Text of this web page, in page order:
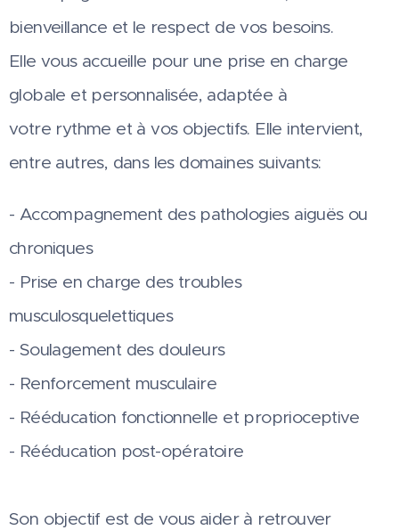
bienveillance et le respect de vos besoins.
Elle vous accueille pour une prise en charge
globale et personnalisée, adaptée à
votre rythme et à vos objectifs. Elle intervient,
entre autres, dans les domaines suivants:
- Accompagnement des pathologies aiguës ou
chroniques
- Prise en charge des troubles
musculosquelettiques
- Soulagement des douleurs
- Renforcement musculaire
- Rééducation fonctionnelle et proprioceptive
- Rééducation post-opératoire
Son objectif est de vous aider à retrouver